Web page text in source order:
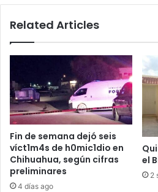
Related Articles
Fin de semana dejó seis
víct1m4s de h0mic1dio en
Chihuahua, según cifras
preliminares
4 días ago
el
2